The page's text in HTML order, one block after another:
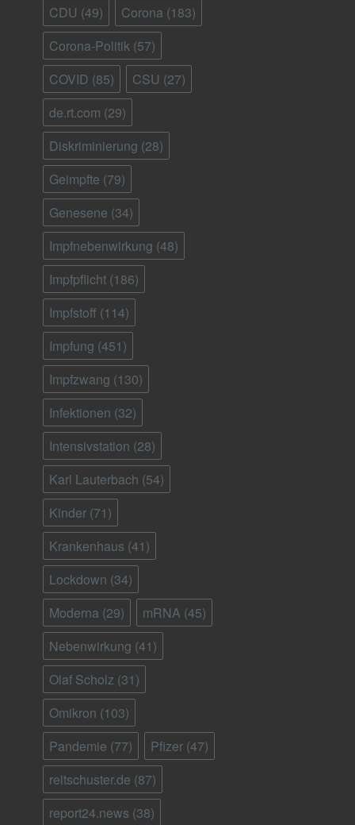
CDU (49) Corona (183)
Corona-Politik (57)
COVID (85) CSU (27)
de.rt.com (29)
Diskriminierung (28)
Geimpfte (79)
Genesene (34)
Impfnebenwirkung (48)
Impfpflicht (186)
Impfstoff (114)
Impfung (451)
Impfzwang (130)
Infektionen (32)
Intensivstation (28)
Karl Lauterbach (54)
Kinder (71)
Krankenhaus (41)
Lockdown (34)
Moderna (29) mRNA (45)
Nebenwirkung (41)
Olaf Scholz (31)
Omikron (103)
Pandemie (77) Pfizer (47)
reitschuster.de (87)
report24.news (38)